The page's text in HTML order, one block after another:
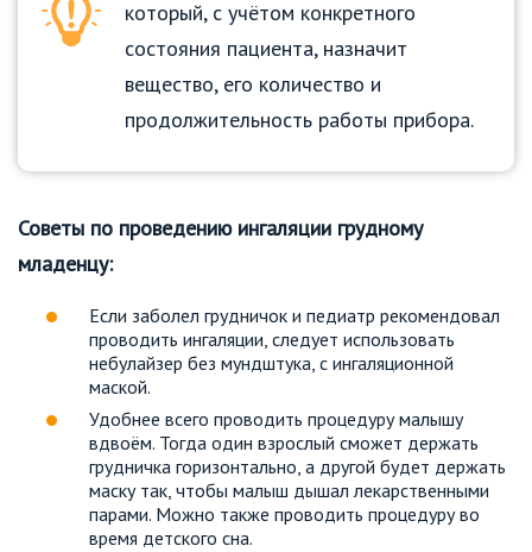
который, с учётом конкретного
состояния пациента, назначит
вещество, его количество и
продолжительность работы прибора.
Советы по проведению ингаляции грудному
младенцу:
Если заболел грудничок и педиатр рекомендовал
проводить ингаляции, следует использовать
небулайзер без мундштука, с ингаляционной
маской.
Удобнее всего проводить процедуру малышу
вдвоём. Тогда один взрослый сможет держать
грудничка горизонтально, а другой будет держать
маску так, чтобы малыш дышал лекарственными
парами. Можно также проводить процедуру во
время детского сна.